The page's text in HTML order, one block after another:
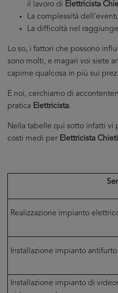
il lavoro di Elettricista
La complessità
La difficoltà nel
Lo so, i fattori che possono
sono molti, e magari voi siete
capirne qualcosa in più sui
E noi, cerchiamo di
pratica Elettricista.
Nella tabelle qui sotto infatti vi
costi medi per Elettricista Chieti
Realizzazione impianto
Installazione impianto
Installazione impianto di